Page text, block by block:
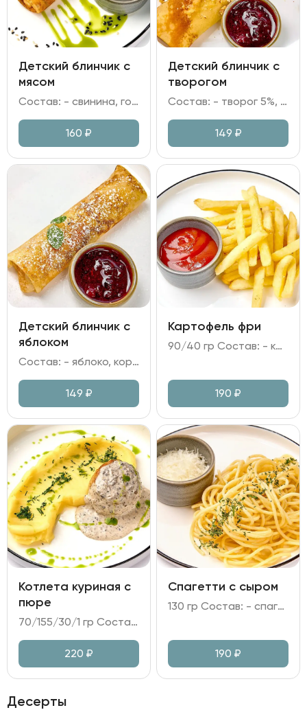
Детский блинчик с
мясом
Состав: - свинина, говядина, лук репчатый; - мука, яйцо куриное, молоко, сахар; - сметана.
160 ₽
Детский блинчик с
творогом
Состав: - творог 5%, крупа манная; - мука, яйцо куриное, молоко; - брусничное варенье; - грецкий орех, сахарная пудра.
149 ₽
Детский блинчик с
яблоком
Состав: - яблоко, корица; - мука, яйцо куриное, молоко; - брусничное варенье; - сахарная пудра, мята.
149 ₽
Картофель фри
90/40 гр Состав: - картофель фри; - кетчуп, соль.
190 ₽
Котлета куриная с
пюре
70/155/30/1 гр Состав: - котлеты из куриного филе; - пюре картофельное; - соус грибной на сливках; - зелень.
220 ₽
Спагетти с сыром
130 гр Состав: - спагетти; - сыр Памрмезан, масло сливочное.
190 ₽
Десерты